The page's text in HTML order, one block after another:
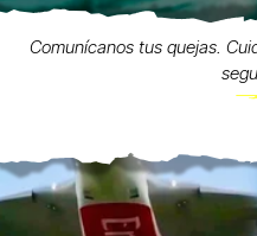
Comunícanos tus quejas.